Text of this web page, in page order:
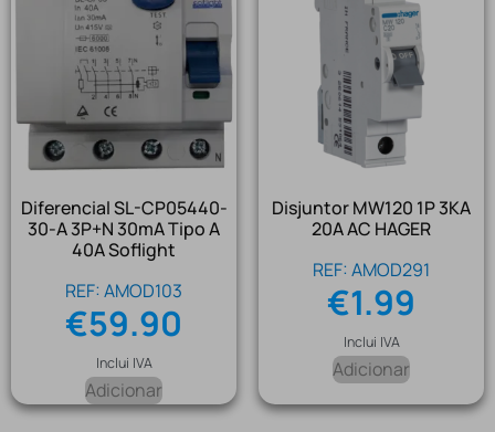
Diferencial SL-CP05440-
30-A 3P+N 30mA Tipo A
40A Soflight
REF: AMOD103
€59.90
Inclui IVA
Adicionar
Disjuntor MW120 1P 3KA
20A AC HAGER
REF: AMOD291
€1.99
Inclui IVA
Adicionar